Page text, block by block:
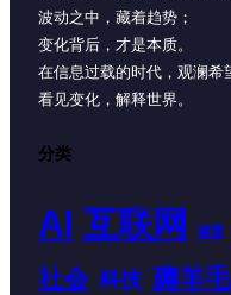
波动之中，藏着趋势；
变化背后，才是本质。
在信息过载的时代，观澜希
看见变化，解释世界。
分类
AI 互联网 体育
社会 科技 薅羊毛